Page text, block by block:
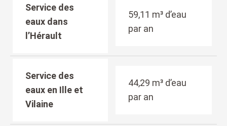
Service des
eaux dans
l’Hérault
59,11 m³ d’eau
par an
Service des
eaux en Ille et
Vilaine
44,29 m³ d’eau
par an